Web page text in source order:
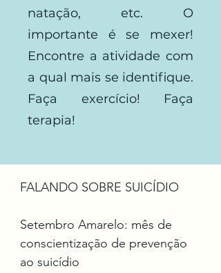
natação, etc. O
importante é se mexer!
Encontre a atividade com
a qual mais se identifique.
Faça exercício! Faça
terapia!
FALANDO SOBRE SUICÍDIO
Setembro Amarelo: mês de
conscientização de prevenção
ao suicídio